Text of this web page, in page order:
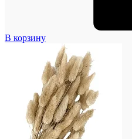
В корзину